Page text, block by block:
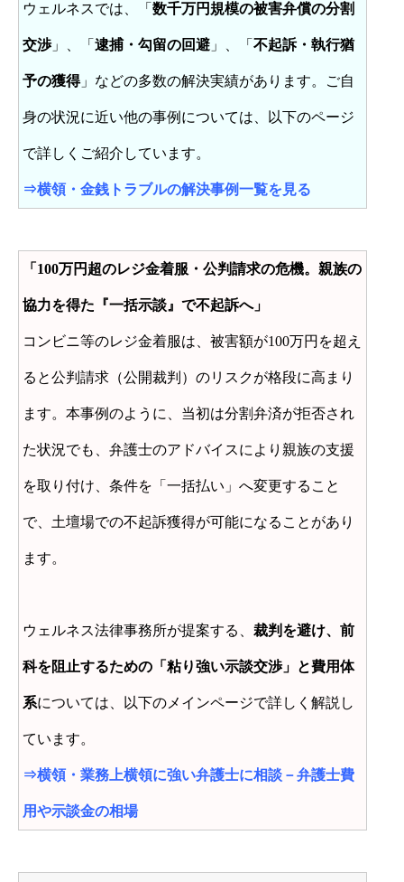
ウェルネスでは、「 数千万円規模の被害弁償の分割
交渉」、「 逮捕・勾留の回避 」、「 不起訴・執行猶
予の獲得」などの多数の解決実績があります。ご自
身の状況に近い他の事例については、以下のページ
で詳しくご紹介しています。
⇒横領・金銭トラブルの解決事例一覧を見る
「100万円超のレジ金着服・公判請求の危機。親族の
協力を得た『一括示談』で不起訴へ」
コンビニ等のレジ金着服は、被害額が100万円を超え
ると公判請求（公開裁判）のリスクが格段に高まり
ます。本事例のように、当初は分割弁済が拒否され
た状況でも、弁護士のアドバイスにより親族の支援
を取り付け、条件を「一括払い」へ変更すること
で、土壇場での不起訴獲得が可能になることがあり
ます。
ウェルネス法律事務所が提案する、 裁判を避け、前
科を阻止するための「粘り強い示談交渉」と費用体
系については、以下のメインページで詳しく解説し
ています。
⇒横領・業務上横領に強い弁護士に相談－弁護士費
用や示談金の相場